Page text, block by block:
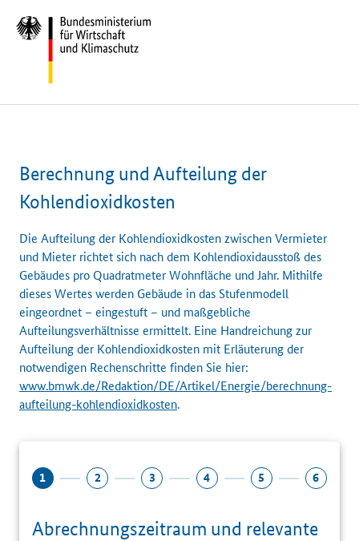
Berechnung und Aufteilung der
Kohlendioxidkosten
Die Aufteilung der Kohlendioxidkosten zwischen Vermieter
und Mieter richtet sich nach dem Kohlendioxidausstoß des
Gebäudes pro Quadratmeter Wohnfläche und Jahr. Mithilfe
dieses Wertes werden Gebäude in das Stufenmodell
eingeordnet – eingestuft – und maßgebliche
Aufteilungsverhältnisse ermittelt. Eine Handreichung zur
Aufteilung der Kohlendioxidkosten mit Erläuterung der
notwendigen Rechenschritte finden Sie hier:
www.bmwk.de/Redaktion/DE/Artikel/Energie/berechnung-
aufteilung-kohlendioxidkosten.
Abrechnungszeitraum und relevante